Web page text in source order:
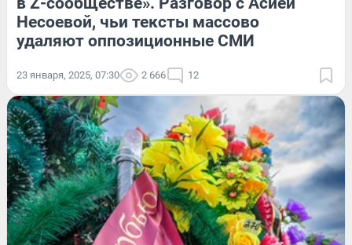
Несоевой, чьи тексты массово
удаляют оппозиционные СМИ
23 января, 2025, 07:30 2 666 12